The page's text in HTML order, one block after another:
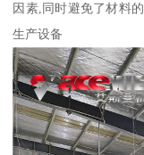
因素,同时避免了材料
生产设备